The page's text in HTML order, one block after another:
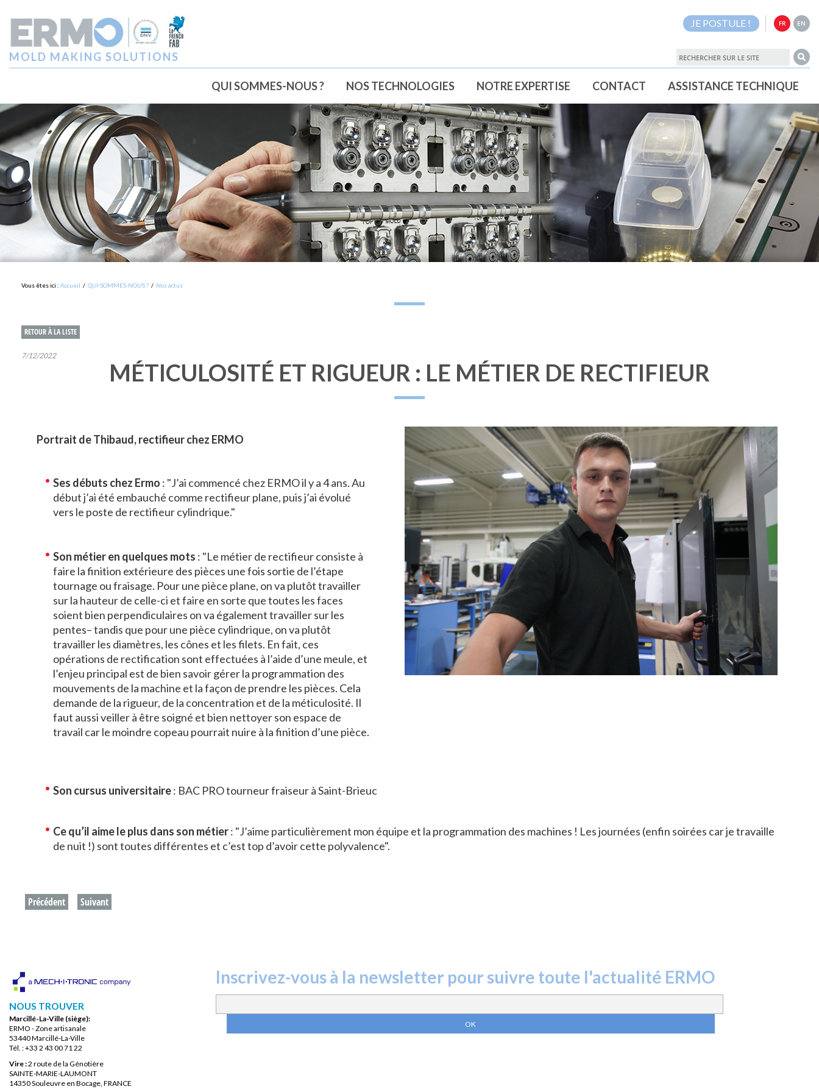
MOLD MAKING SOLUTIONS
FR EN
JE POSTULE !
QUI SOMMES-NOUS ? NOS TECHNOLOGIES NOTRE EXPERTISE CONTACT ASSISTANCE TECHNIQUE
Vous êtes ici : Accueil / QUI SOMMES-NOUS ? / Nos actus
RETOUR À LA LISTE
7/12/2022
MÉTICULOSITÉ ET RIGUEUR : LE MÉTIER DE RECTIFIEUR
Portrait de Thibaud, rectifieur chez ERMO
Ses débuts chez Ermo : "J’ai commencé chez ERMO il y a 4 ans. Au
début j’ai été embauché comme rectifieur plane, puis j’ai évolué
vers le poste de rectifieur cylindrique."
Son métier en quelques mots : "Le métier de rectifieur consiste à
faire la finition extérieure des pièces une fois sortie de l’étape
tournage ou fraisage. Pour une pièce plane, on va plutôt travailler
sur la hauteur de celle-ci et faire en sorte que toutes les faces
soient bien perpendiculaires on va également travailler sur les
pentes– tandis que pour une pièce cylindrique, on va plutôt
travailler les diamètres, les cônes et les filets. En fait, ces
opérations de rectification sont effectuées à l’aide d’une meule, et
l’enjeu principal est de bien savoir gérer la programmation des
mouvements de la machine et la façon de prendre les pièces. Cela
demande de la rigueur, de la concentration et de la méticulosité. Il
faut aussi veiller à être soigné et bien nettoyer son espace de
travail car le moindre copeau pourrait nuire à la finition d’une pièce.
Son cursus universitaire: BAC PRO tourneur fraiseur à Saint-Brieuc
Ce qu’il aime le plus dans son métier: "J’aime particulièrement mon équipe et la programmation des machines ! Les journées (enfin soirées car je travaille
de nuit !) sont toutes différentes et c’est top d’avoir cette polyvalence".
Précédent Suivant
NOUS TROUVER
Marcillé-La-Ville (siège):
ERMO - Zone artisanale
53440 Marcillé-La-Ville
Tél. : +33 2 43 00 71 22
Vire :2 route de la Génotière
SAINTE-MARIE-LAUMONT
14350 Souleuvre en Bocage, FRANCE
Inscrivez-vous à la newsletter pour suivre toute l'actualité ERMO